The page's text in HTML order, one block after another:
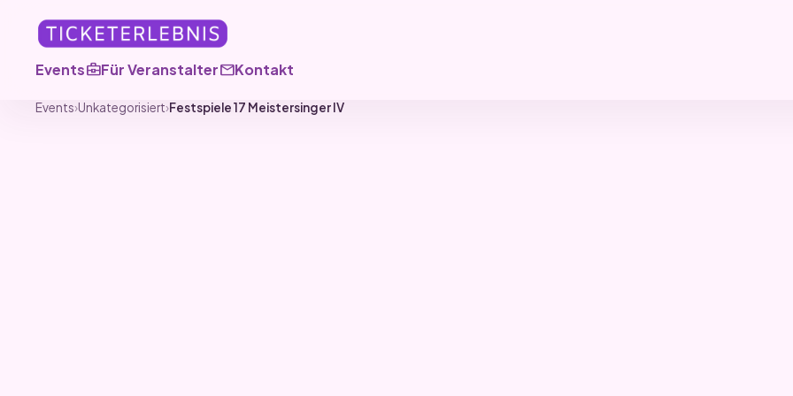
Eventsbusiness_centerFür VeranstaltermailKontakt
Events›Unkategorisiert›Festspiele 17 Meistersinger IV